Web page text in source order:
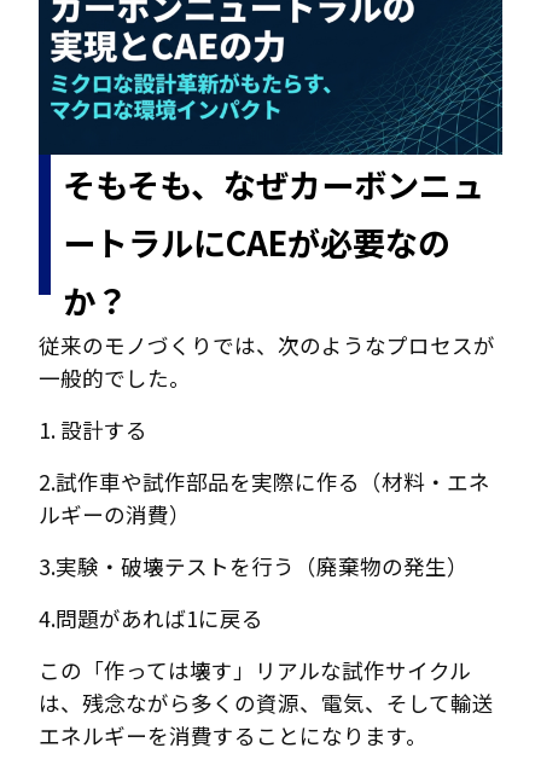
そもそも、なぜカーボンニュ
ートラルにCAEが必要なの
か？
従来のモノづくりでは、次のようなプロセスが
一般的でした。
1. 設計する
2.試作車や試作部品を実際に作る（材料・エネ
ルギーの消費）
3.実験・破壊テストを行う（廃棄物の発生）
4.問題があれば1に戻る
この「作っては壊す」リアルな試作サイクル
は、残念ながら多くの資源、電気、そして輸送
エネルギーを消費することになります。